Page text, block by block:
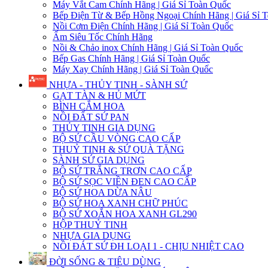
Máy Vắt Cam Chính Hãng | Giá Sỉ Toàn Quốc
Bếp Điện Từ & Bếp Hồng Ngoại Chính Hãng | Giá Sỉ
Nồi Cơm Điện Chính Hãng | Giá Sỉ Toàn Quốc
Ấm Siêu Tốc Chính Hãng
Nồi & Chảo inox Chính Hãng | Giá Sỉ Toàn Quốc
Bếp Gas Chính Hãng | Giá Sỉ Toàn Quốc
Máy Xay Chính Hãng | Giá Sỉ Toàn Quốc
NHỰA - THỦY TINH - SÀNH SỨ
GẠT TÀN & HỦ MỨT
BÌNH CẮM HOA
NỒI ĐẤT SỨ PAN
THỦY TINH GIA DỤNG
BỘ SỨ CẦU VÒNG CAO CẤP
THUỶ TINH & SỨ QUÀ TẶNG
SÀNH SỨ GIA DỤNG
BỘ SỨ TRẮNG TRƠN CAO CẤP
BỘ SỨ SỌC VIỀN ĐEN CAO CẤP
BỘ SỨ HOA DỪA NÂU
BỘ SỨ HOA XANH CHỮ PHÚC
BỘ SỨ XOẮN HOA XANH GL290
HỘP THUỶ TINH
NHỰA GIA DỤNG
NỒI ĐÁT SỨ ĐH LOẠI 1 - CHỊU NHIỆT CAO
ĐỜI SỐNG & TIÊU DÙNG